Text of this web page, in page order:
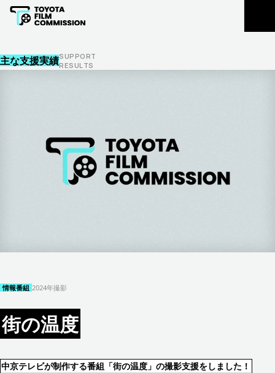
豊田市民の皆様
お知らせ
撮影支援の
CONTACT
撮影に関する
主な支援実績S UP PO RT
R ES UL TS
情報番組 2024年撮影
街の温度
中京テレビが制作する番組「街の温度」の撮影支援をしました！